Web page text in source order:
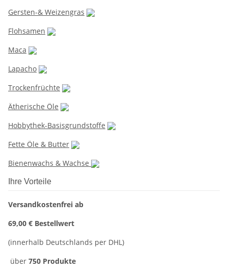
Gersten-& Weizengras
Flohsamen
Maca
Lapacho
Trockenfrüchte
Ätherische Öle
Hobbythek-Basisgrundstoffe
Fette Öle & Butter
Bienenwachs & Wachse
Ihre Vorteile
Versandkostenfrei ab
69,00 € Bestellwert
(innerhalb Deutschlands per DHL)
über 750 Produkte